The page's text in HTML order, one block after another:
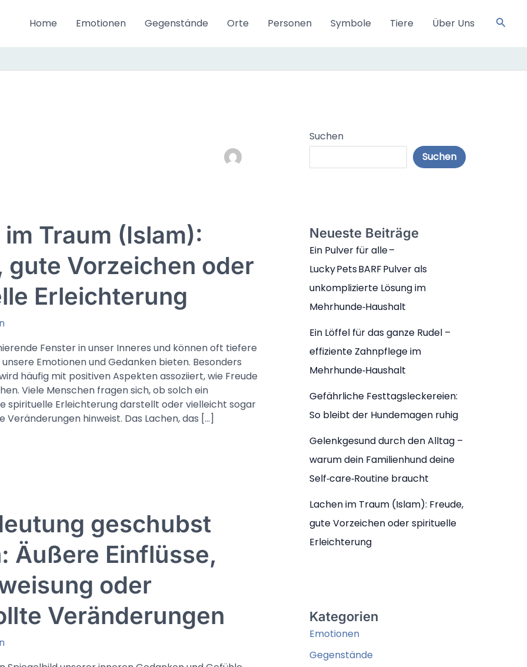
Home Emotionen Gegenstände Orte Personen Symbole Tiere Über Uns
Traum (Islam):
gute Vorzeichen oder
Erleichterung
Fenster in unser Inneres und können oft tiefere
Emotionen und Gedanken bieten. Besonders
häufig mit positiven Aspekten assoziiert, wie Freude
Viele Menschen fragen sich, ob solch ein
spirituelle Erleichterung darstellt oder vielleicht sogar
Veränderungen hinweist. Das Lachen, das […]
geschubst
Äußere Einflüsse,
oder
Veränderungen
Suchen
Suchen
Neueste Beiträge
Ein Pulver für alle –
Lucky Pets BARF Pulver als
unkomplizierte Lösung im
Mehrhunde‑Haushalt
Ein Löffel für das ganze Rudel –
effiziente Zahnpflege im
Mehrhunde‑Haushalt
Gefährliche Festtagsleckereien:
So bleibt der Hundemagen ruhig
Gelenkgesund durch den Alltag –
warum dein Familienhund deine
Self‑care‑Routine braucht
Lachen im Traum (Islam): Freude,
gute Vorzeichen oder spirituelle
Erleichterung
Kategorien
Emotionen
Gegenstände